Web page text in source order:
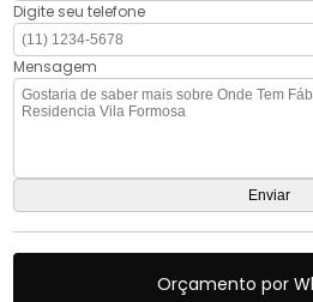
Digite seu telefone
Mensagem
Orçamento por